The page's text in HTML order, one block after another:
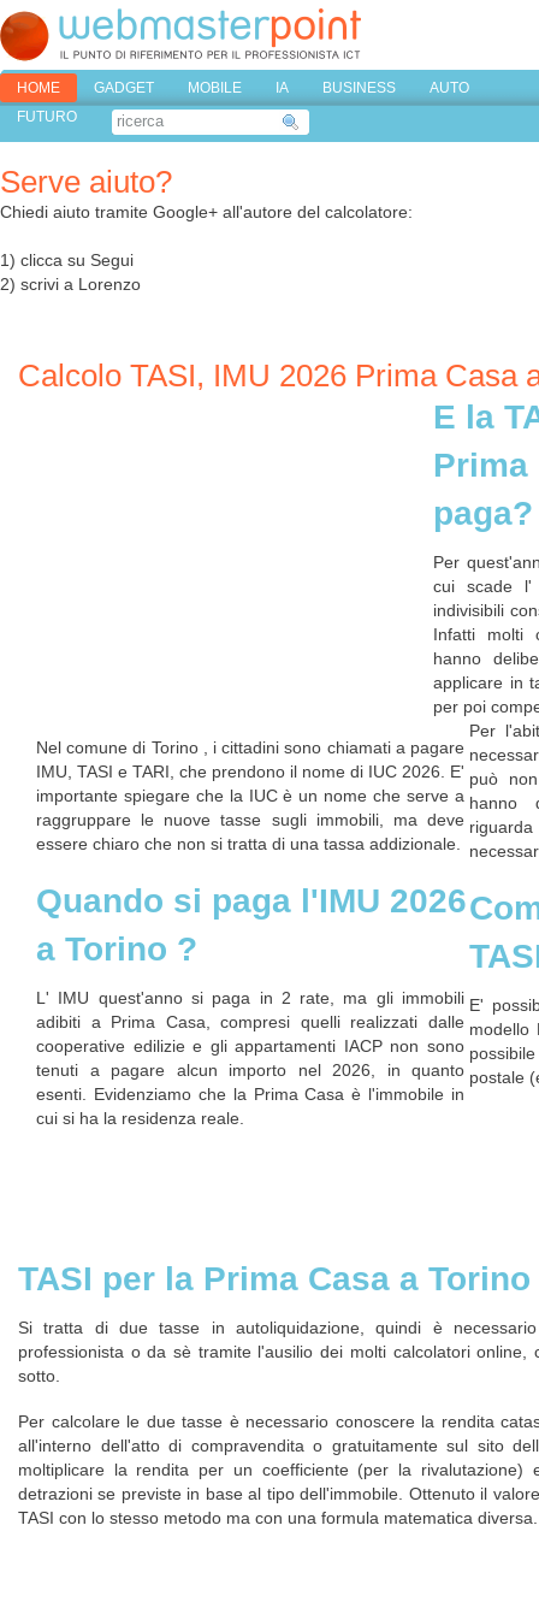
HOME GADGET MOBILE IA BUSINESS
AUTO
FUTURO
Serve aiuto?
Chiedi aiuto tramite Google+ all'autore del calcolatore:
1) clicca su Segui
2) scrivi a Lorenzo
Calcolo TASI, IMU 2026 Prima Casa
Nel comune di Torino , i cittadini sono chiamati a pagare
IMU, TASI e TARI, che prendono il nome di IUC 2026. E'
importante spiegare che la IUC è un nome che serve a
raggruppare le nuove tasse sugli immobili, ma deve
essere chiaro che non si tratta di una tassa addizionale.
Quando si paga l'IMU 2026
a Torino ?
L' IMU quest'anno si paga in 2 rate, ma gli immobili
adibiti a Prima Casa, compresi quelli realizzati dalle
cooperative edilizie e gli appartamenti IACP non sono
tenuti a pagare alcun importo nel 2026, in quanto
esenti. Evidenziamo che la Prima Casa è l'immobile in
cui si ha la residenza reale.
E la
Prima
paga?
Per
cui scade l'
indivisibili
Infatti molti
hanno
applicare in
per poi
Per
può
hanno
riguarda
E'
modello
postale
TASI per la Prima Casa a Torino
Si tratta di due tasse in autoliquidazione, quindi è
professionista o da sè tramite l'ausilio dei molti calcolatori
sotto.
Per calcolare le due tasse è necessario conoscere la rendita
all'interno dell'atto di compravendita o gratuitamente sul sito
moltiplicare la rendita per un coefficiente (per la
detrazioni se previste in base al tipo dell'immobile. Ottenuto il
TASI con lo stesso metodo ma con una formula matematica diversa.